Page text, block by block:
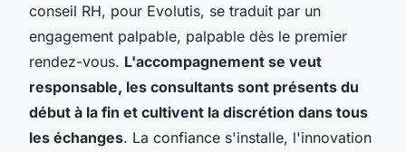
conseil RH, pour Evolutis, se traduit par un
engagement palpable, palpable dès le premier
rendez-vous. L'accompagnement se veut
responsable, les consultants sont présents du
début à la fin et cultivent la discrétion dans tous
les échanges. La confiance s'installe, l'innovation